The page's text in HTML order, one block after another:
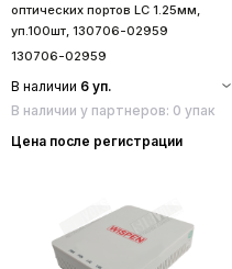
оптических портов LC 1.25мм,
уп.100шт, 130706-02959
130706-02959
В наличии 6 уп.
В наличии у партнеров: 0 упак
Цена после регистрации